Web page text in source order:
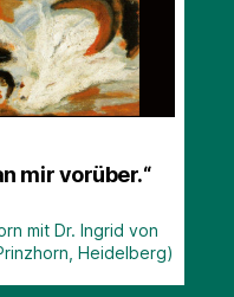
mir vorüber.“
mit Dr. Ingrid von
Heidelberg)